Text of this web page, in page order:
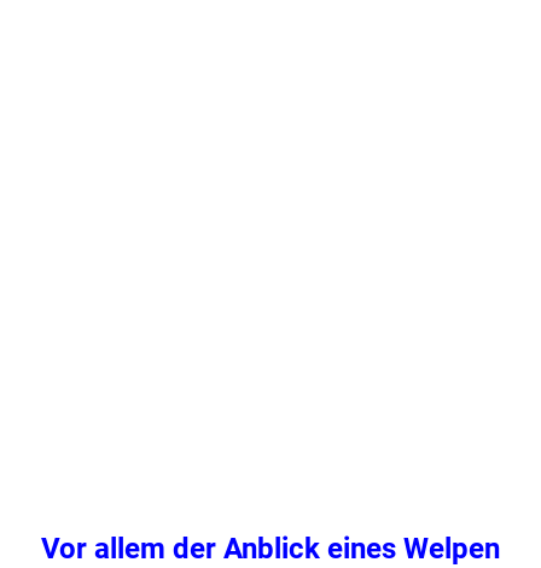
Vor allem der Anblick eines Welpen